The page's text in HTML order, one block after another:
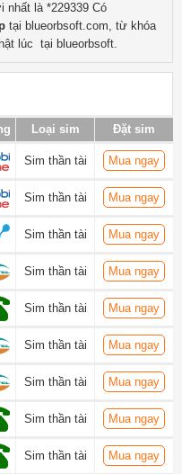
nhất là *229339 Có
tại blueorbsoft.com, từ khóa
lúc tại blueorbsoft.
Loại sim Đặt sim
Sim thần tài Mua ngay
Sim thần tài Mua ngay
Sim thần tài Mua ngay
Sim thần tài Mua ngay
Sim thần tài Mua ngay
Sim thần tài Mua ngay
Sim thần tài Mua ngay
Sim thần tài Mua ngay
Sim thần tài Mua ngay